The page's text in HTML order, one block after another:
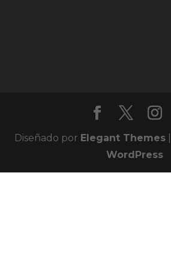
Diseñado por Elegant Themes
WordPress